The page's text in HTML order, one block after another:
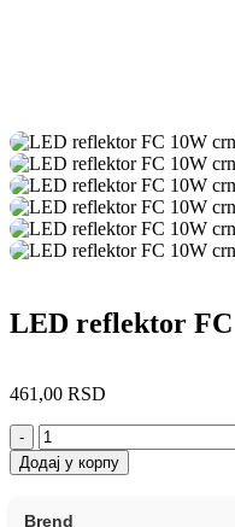
LED reflektor
461,00 RSD
-
Додај у корпу
Brend